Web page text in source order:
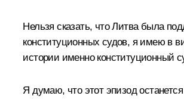
Нельзя сказать, что Литва была
конституционных судов, я имею в
истории именно конституционный
Я думаю, что этот эпизод